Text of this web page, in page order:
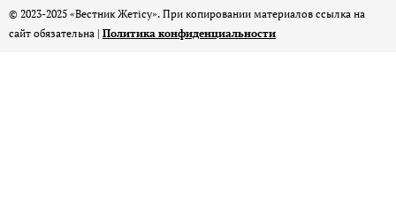
© 2023-2025 «Вестник Жетісу». При копировании материалов ссылка на
сайт обязательна | Политика конфиденциальности